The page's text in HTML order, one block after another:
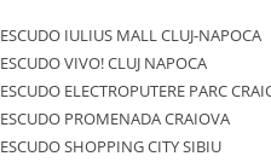
ESCUDO IULIUS MALL CLUJ-NAPOCA
ESCUDO VIVO! CLUJ NAPOCA
ESCUDO ELECTROPUTERE PARC
ESCUDO PROMENADA CRAIOVA
ESCUDO SHOPPING CITY SIBIU